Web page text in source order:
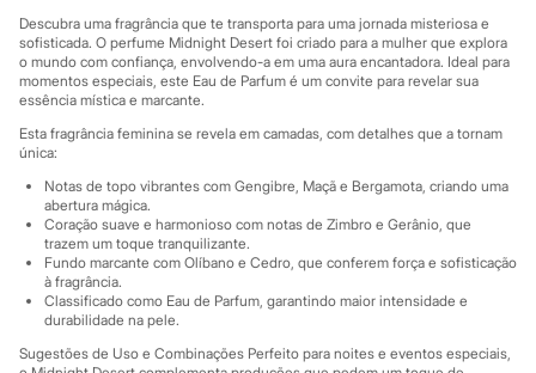
Sapatilhas
Tênis
Marcas
City
Clock House
Mindset
Sawary
Moda esportiva
Acessórios
Blusas
Calçados
Leggings
Shorts e Bermudas
Tops
Calcinhas
Descubra uma fragrância que te transporta para uma jornada misteriosa e
sofisticada. O perfume Midnight Desert foi criado para a mulher que explora
o mundo com confiança, envolvendo-a em uma aura encantadora. Ideal para
momentos especiais, este Eau de Parfum é um convite para revelar sua
essência mística e marcante.
Esta fragrância feminina se revela em camadas, com detalhes que a tornam
única:
Notas de topo vibrantes com Gengibre, Maçã e Bergamota, criando uma
abertura mágica.
Coração suave e harmonioso com notas de Zimbro e Gerânio, que
trazem um toque tranquilizante.
Fundo marcante com Olíbano e Cedro, que conferem força e sofisticação
à fragrância.
Classificado como Eau de Parfum, garantindo maior intensidade e
durabilidade na pele.
Sugestões de Uso e Combinações Perfeito para noites e eventos especiais,